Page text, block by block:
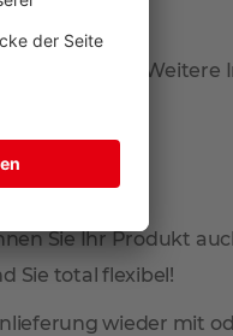
abzuholen. Weitere
Sie Ihr Produkt
Sie total flexibel!
wieder mit